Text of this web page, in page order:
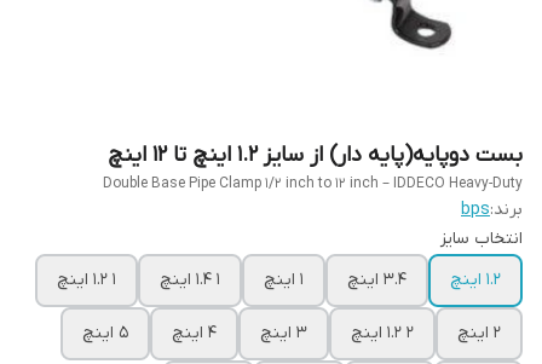
بست دوپایه(پایه دار) از سایز 1.2 اینچ تا 12 اینچ
Double Base Pipe Clamp 1/2 inch to 12 inch – IDDECO Heavy-Duty
برند:bps
انتخاب سایز
1.2 اینچ
3.4 اینچ 1 اینچ 1 1.4 اینچ 1 1.2 اینچ
2 اینچ 2 1.2 اینچ 3 اینچ 4 اینچ 5 اینچ